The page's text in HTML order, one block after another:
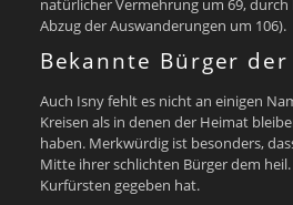
Abzug der Auswanderungen um 106).
Bekannte Bürger
Auch Isny fehlt es nicht an einigen
Kreisen als in denen der Heimat
haben. Merkwürdig ist besonders,
Mitte ihrer schlichten Bürger dem
Kurfürsten gegeben hat.